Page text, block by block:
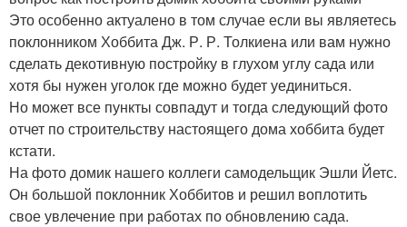
Это особенно актуалено в том случае если вы являетесь
поклонником Хоббита Дж. Р. Р. Толкиена или вам нужно
сделать декотивную постройку в глухом углу сада или
хотя бы нужен уголок где можно будет уединиться.
Но может все пункты совпадут и тогда следующий фото
отчет по строительству настоящего дома хоббита будет
кстати.
На фото домик нашего коллеги самодельщик Эшли Йетс.
Он большой поклонник Хоббитов и решил воплотить
свое увлечение при работах по обновлению сада.